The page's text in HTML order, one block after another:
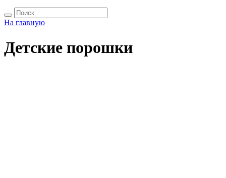
На главную
Детские порошки